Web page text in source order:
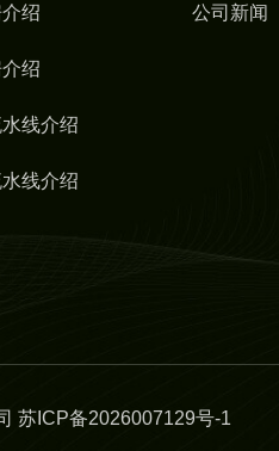
绍
绍
线介绍
线介绍
公司新闻
苏ICP备2026007129号-1